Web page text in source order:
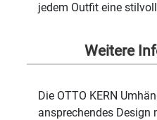
jedem Outfit eine
Weitere
Die OTTO KERN
ansprechendes Design